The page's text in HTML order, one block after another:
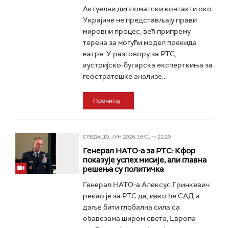
Актуелни дипломатски контакти око
Украјине не представљају прави
мировни процес, већ припрему
терена за могући модел прекида
ватре. У разговору за РТС,
аустријско-бугарска експерткиња за
геостратешке анализе...
Прочитај
СРЕДА, 10. ЈУН 2026, 16:01 -> 22:20
Генерал НАТО-а за РТС: Кфор
показује успех мисије, али главна
решења су политичка
Генерал НАТО-а Алексус Гринкевич
рекао је за РТС да, иако ће САД и
даље бити глобална сила са
обавезама широм света, Европа